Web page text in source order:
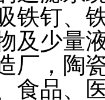
铁钉、
及少量
厂，陶
食品、